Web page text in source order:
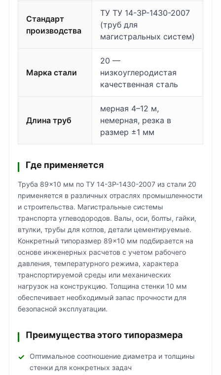
Стандарт
производства
ТУ ТУ 14-3Р-1430-2007
(труб для
магистральных систем)
Марка стали
20 —
низкоуглеродистая
качественная сталь
Длина труб
мерная 4–12 м,
немерная, резка в
размер ±1 мм
Где применяется
Труба 89×10 мм по ТУ 14-3Р-1430-2007 из стали 20
применяется в различных отраслях промышленности
и строительства. Магистральные системы
транспорта углеводородов. Валы, оси, болты, гайки,
втулки, трубы для котлов, детали цементируемые.
Конкретный типоразмер 89×10 мм подбирается на
основе инженерных расчетов с учетом рабочего
давления, температурного режима, характера
транспортируемой среды или механических
нагрузок на конструкцию. Толщина стенки 10 мм
обеспечивает необходимый запас прочности для
безопасной эксплуатации.
Преимущества этого типоразмера
Оптимальное соотношение диаметра и толщины
стенки для конкретных задач